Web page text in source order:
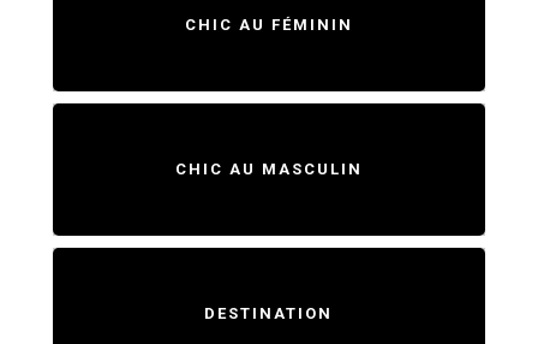
CHIC AU FÉMININ
CHIC AU MASCULIN
DESTINATION